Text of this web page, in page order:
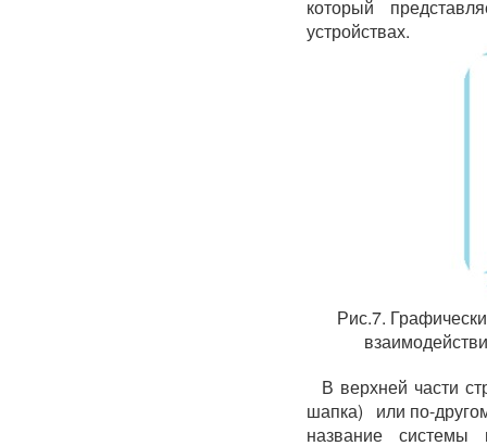
который
устройствах.
Рис.7.
В верхней части
шапка) или по-
название